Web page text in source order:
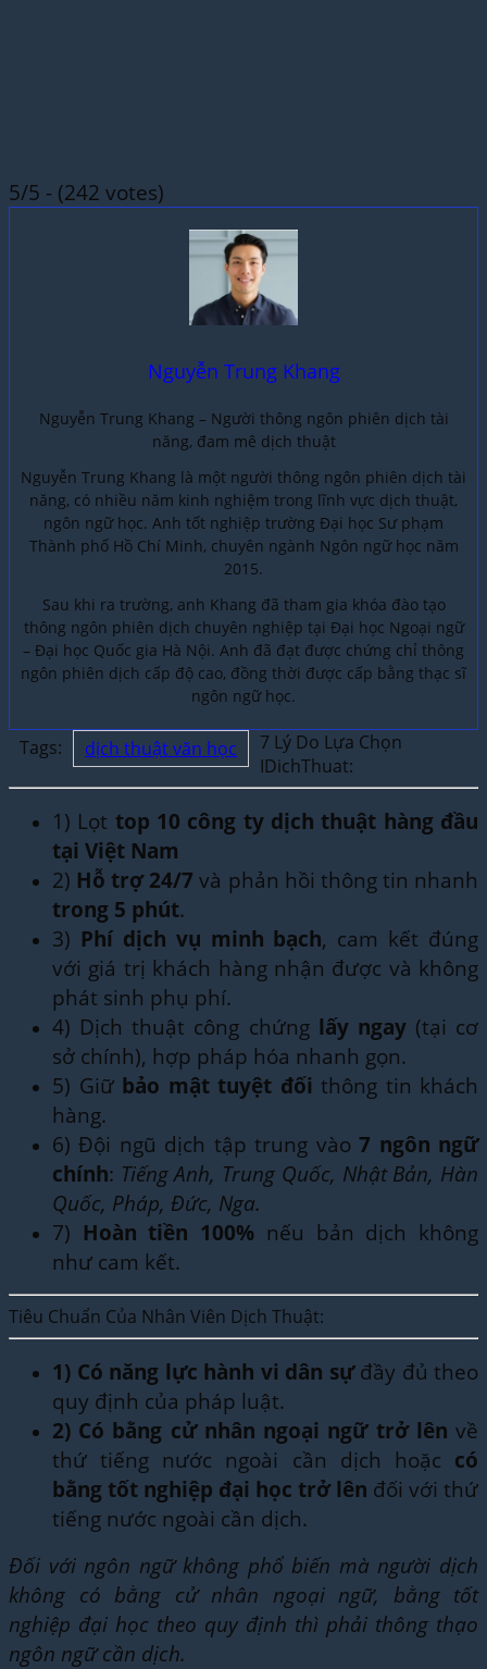
5/5 - (242 votes)
Nguyễn Trung Khang
Nguyễn Trung Khang – Người thông ngôn phiên dịch tài
năng, đam mê dịch thuật
Nguyễn Trung Khang là một người thông ngôn phiên dịch tài
năng, có nhiều năm kinh nghiệm trong lĩnh vực dịch thuật,
ngôn ngữ học. Anh tốt nghiệp trường Đại học Sư phạm
Thành phố Hồ Chí Minh, chuyên ngành Ngôn ngữ học năm
2015.
Sau khi ra trường, anh Khang đã tham gia khóa đào tạo
thông ngôn phiên dịch chuyên nghiệp tại Đại học Ngoại ngữ
– Đại học Quốc gia Hà Nội. Anh đã đạt được chứng chỉ thông
ngôn phiên dịch cấp độ cao, đồng thời được cấp bằng thạc sĩ
ngôn ngữ học.
Tags: dịch thuật văn học
7 Lý Do Lựa Chọn
IDichThuat:
1) Lọt top 10 công ty dịch thuật hàng đầu
tại Việt Nam
2) Hỗ trợ 24/7 và phản hồi thông tin nhanh
trong 5 phút.
3) Phí dịch vụ minh bạch, cam kết đúng
với giá trị khách hàng nhận được và không
phát sinh phụ phí.
4) Dịch thuật công chứng lấy ngay(tại cơ
sở chính), hợp pháp hóa nhanh gọn.
5) Giữ bảo mật tuyệt đối thông tin khách
hàng.
6) Đội ngũ dịch tập trung vào7 ngôn ngữ
chính: Tiếng Anh, Trung Quốc, Nhật Bản, Hàn
Quốc, Pháp, Đức, Nga.
7) Hoàn tiền 100% nếu bản dịch không
như cam kết.
Tiêu Chuẩn Của Nhân Viên Dịch Thuật:
1) Có năng lực hành vi dân sựđầy đủ theo
quy định của pháp luật.
2) Có bằng cử nhân ngoại ngữ trở lên về
thứ tiếng nước ngoài cần dịch hoặc có
bằng tốt nghiệp đại học trở lên đối với thứ
tiếng nước ngoài cần dịch.
Đối với ngôn ngữ không phổ biến mà người dịch
không có bằng cử nhân ngoại ngữ, bằng tốt
nghiệp đại học theo quy định thì phải thông thạo
ngôn ngữ cần dịch.